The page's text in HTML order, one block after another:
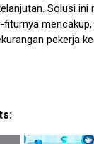
Solusi
pekerja